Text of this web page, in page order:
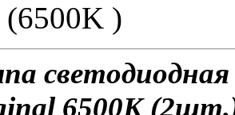
)
6500K